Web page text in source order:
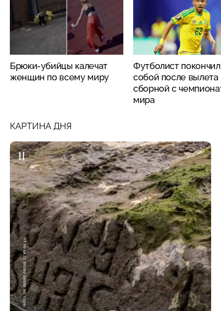
Брюки-убийцы калечат
женщин по всему миру
Футболист
собой после вылета
сборной с
мира
КАРТИНА ДНЯ